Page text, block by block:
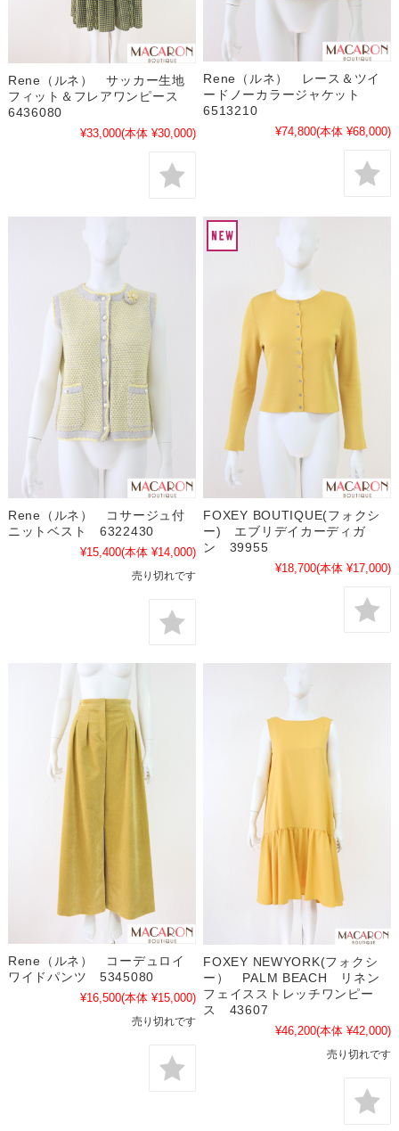
Rene（ルネ） サッカー生地
フィット＆フレアワンピース
6436080
¥33,000(本体 ¥30,000)
Rene（ルネ） レース＆ツイ
ードノーカラージャケット
6513210
¥74,800(本体 ¥68,000)
Rene（ルネ） コサージュ付
ニットベスト 6322430
¥15,400(本体 ¥14,000)
売り切れです
FOXEY BOUTIQUE(フォクシ
ー) エブリデイカーディガ
ン 39955
¥18,700(本体 ¥17,000)
Rene（ルネ） コーデュロイ
ワイドパンツ 5345080
¥16,500(本体 ¥15,000)
売り切れです
FOXEY NEWYORK(フォクシ
ー） PALM BEACH リネン
フェイスストレッチワンピー
ス 43607
¥46,200(本体 ¥42,000)
売り切れです